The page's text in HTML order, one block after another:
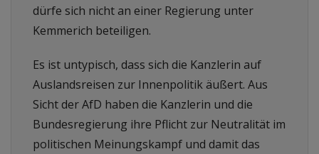
dürfe sich nicht an einer Regierung unter
Kemmerich beteiligen.
Es ist untypisch, dass sich die Kanzlerin auf
Auslandsreisen zur Innenpolitik äußert. Aus
Sicht der AfD haben die Kanzlerin und die
Bundesregierung ihre Pflicht zur Neutralität im
politischen Meinungskampf und damit das